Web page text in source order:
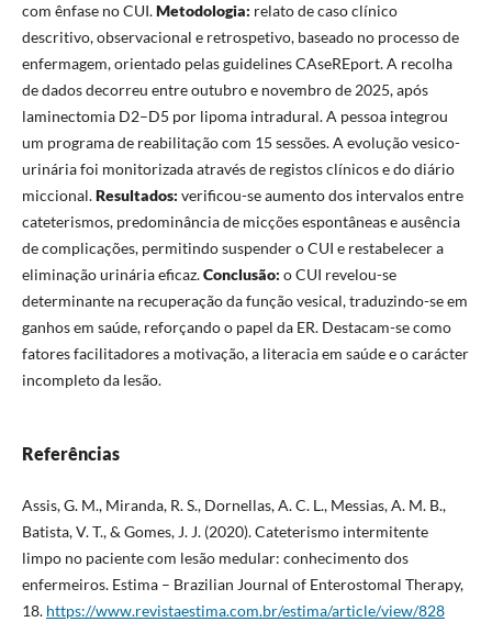
com ênfase no CUI.Metodologia: relato de caso clínico
descritivo, observacional e retrospetivo, baseado no processo de
enfermagem, orientado pelas guidelines CAseREport. A recolha
de dados decorreu entre outubro e novembro de 2025, após
laminectomia D2–D5 por lipoma intradural. A pessoa integrou
um programa de reabilitação com 15 sessões. A evolução vesico-
urinária foi monitorizada através de registos clínicos e do diário
miccional.Resultados: verificou-se aumento dos intervalos entre
cateterismos, predominância de micções espontâneas e ausência
de complicações, permitindo suspender o CUI e restabelecer a
eliminação urinária eficaz.Conclusão: o CUI revelou-se
determinante na recuperação da função vesical, traduzindo-se em
ganhos em saúde, reforçando o papel da ER. Destacam-se como
fatores facilitadores a motivação, a literacia em saúde e o carácter
incompleto da lesão.
Referências
Assis, G. M., Miranda, R. S., Dornellas, A. C. L., Messias, A. M. B.,
Batista, V. T., & Gomes, J. J. (2020). Cateterismo intermitente
limpo no paciente com lesão medular: conhecimento dos
enfermeiros. Estima – Brazilian Journal of Enterostomal Therapy,
18. https://www.revistaestima.com.br/estima/article/view/828